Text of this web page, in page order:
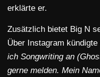
erklärte er.
Zusätzlich bietet Big N
Über Instagram kündigte
ich Songwriting an
gerne melden. Mein